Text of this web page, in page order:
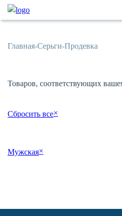
Главная-Серьги-Продевка
Товаров, соответствующих
Сбросить все×
Мужская×